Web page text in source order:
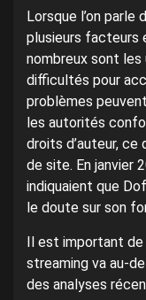
Lorsque l’on
plusieurs facteurs
nombreux sont
difficultés pour
problèmes
les autorités
droits d’auteur,
de site. En janvier
indiquaient que
le doute sur son
Il est important
streaming va au-
des analyses